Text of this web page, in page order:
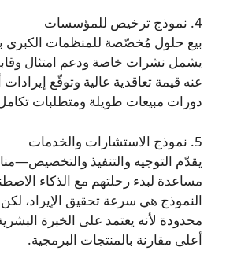
4. نموذج ترخيص للمؤسسات
بيع حلول مُخصّصة للمنظمات الكبرى
يشمل نشرات خاصة ودعم امتثال
عنه قيمة تعاقدية عالية وتوقّع
دورات مبيعات طويلة ومتطلبات
5. نموذج الاستشارات والخدمات
يقدّم التوجيه والتنفيذ
مساعدة لبدء رحلتهم مع الذكاء
النموذج هي سرعة تحقيق الإيراد، لكن
محدودة لأنه يعتمد على الخبرة
أعلى مقارنة بالمنتجات البرمجية.